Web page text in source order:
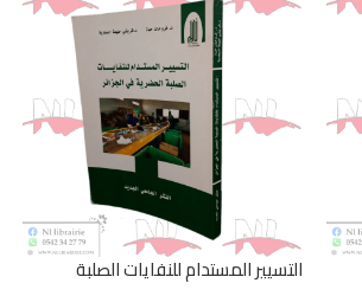
التسيير المستدام للنفايات الصلبة